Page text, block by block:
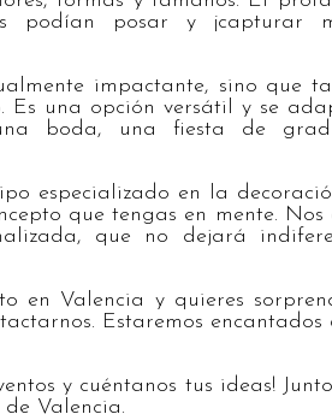
podían posar y ¡capturar
impactante, sino que
Es una opción versátil y se
boda, una fiesta de
especializado en la
que tengas en mente. Nos
que no dejará
en Valencia y quieres
Estaremos
y cuéntanos tus ideas!
Valencia.